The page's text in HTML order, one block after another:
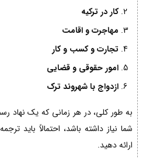
کار در ترکیه
مهاجرت و اقامت
تجارت و کسب و کار
امور حقوقی و قضایی
ازدواج با شهروند ترک
به طور کلی، در هر زمانی که یک نهاد
شما نیاز داشته باشد، احتمالاً باید
ارائه دهید.